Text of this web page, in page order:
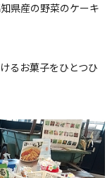
県産の野菜のケーキ
るお菓子をひとつひ